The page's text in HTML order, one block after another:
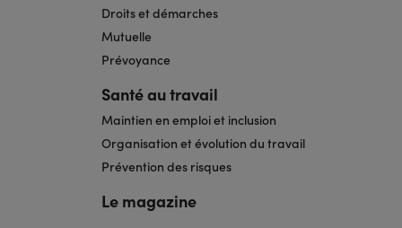
Droits et démarches
Mutuelle
Prévoyance
Santé au travail
Maintien en emploi et inclusion
Organisation et évolution du travail
Prévention des risques
Le magazine